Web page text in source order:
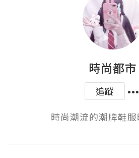
時尚都市
追蹤
時尚潮流的潮牌鞋